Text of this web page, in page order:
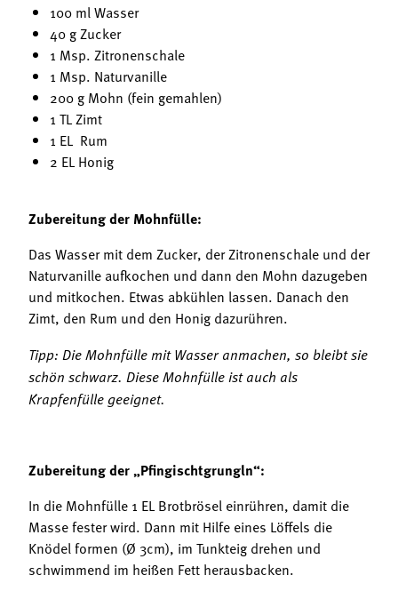
100 ml Wasser
40 g Zucker
1 Msp. Zitronenschale
1 Msp. Naturvanille
200 g Mohn (fein gemahlen)
1 TL Zimt
1 EL Rum
2 EL Honig
Zubereitung der Mohnfülle:
Das Wasser mit dem Zucker, der Zitronenschale und der
Naturvanille aufkochen und dann den Mohn dazugeben
und mitkochen. Etwas abkühlen lassen. Danach den
Zimt, den Rum und den Honig dazurühren.
Tipp: Die Mohnfülle mit Wasser anmachen, so bleibt sie
schön schwarz. Diese Mohnfülle ist auch als
Krapfenfülle geeignet.
Zubereitung der „Pfingischtgrungln“:
In die Mohnfülle 1 EL Brotbrösel einrühren, damit die
Masse fester wird. Dann mit Hilfe eines Löffels die
Knödel formen (Ø 3cm), im Tunkteig drehen und
schwimmend im heißen Fett herausbacken.